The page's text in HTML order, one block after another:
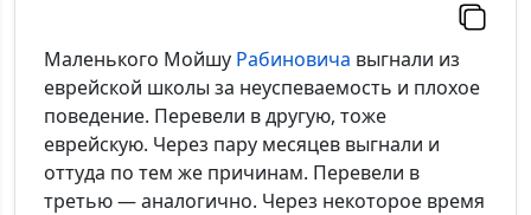
Маленького Мойшу Рабиновича выгнали из
еврейской школы за неуспеваемость и плохое
поведение. Перевели в другую, тоже
еврейскую. Через пару месяцев выгнали и
оттуда по тем же причинам. Перевели в
третью — аналогично. Через некоторое время